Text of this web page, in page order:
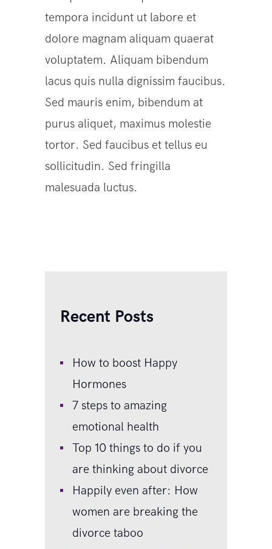
tempora incidunt ut labore et
dolore magnam aliquam quaerat
voluptatem. Aliquam bibendum
lacus quis nulla dignissim faucibus.
Sed mauris enim, bibendum at
purus aliquet, maximus molestie
tortor. Sed faucibus et tellus eu
sollicitudin. Sed fringilla
malesuada luctus.
Recent Posts
How to boost Happy
Hormones
7 steps to amazing
emotional health
Top 10 things to do if you
are thinking about divorce
Happily even after: How
women are breaking the
divorce taboo